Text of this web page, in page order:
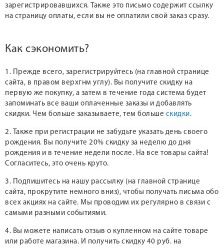
зарегистрировавшихся. Также это письмо содержит ссылку
на страницу оплаты, если вы не оплатили свой заказ сразу.
Как сэкономить?
1. Прежде всего, зарегистрируйтесь (на главной странице
сайта, в правом верхгнм углу). Вы получите скидку на
первую же покупку, а затем в течение года система будет
запоминать все ваши оплаченные заказы и добавлять
скидки. Чем больше заказываете, тем больше скидки.
2. Также при регистрации не забудьте указать день своего
рождения. Вы получите 20% скидку за неделю до дня
рождения и в течение недели после. На все товары сайта!
Согласитесь, это очень круто.
3. Подпишитесь на нашу рассылку (на главной странице
сайта, прокрутите немного вниз), чтобы получать письма обо
всех акциях на сайте. Мы проводим их регулярно в связи с
самыми разными событиями.
4. Вы можете написать отзыв о купленном на сайте товаре
или работе магазина. И получить скидку 40 руб. на